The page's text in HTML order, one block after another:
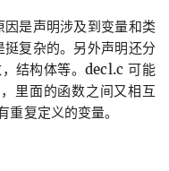
是声明涉及到变量和类
复杂的。另外声明还分
结构体等。decl.c 可能
里面的函数之间又相互
复定义的变量。